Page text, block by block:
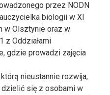
przez NODN
biologii w XI
w Olsztynie oraz w
z Oddziałami
gdzie prowadzi zajęcia
nieustannie rozwija,
się z osobami w